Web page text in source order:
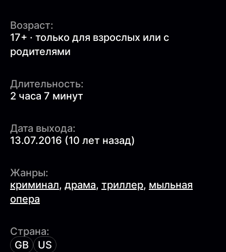
Возраст:
17+ · только для взрослых или с
родителями
Длительность:
2 часа 7 минут
Дата выхода:
13.07.2016 (10 лет назад)
Жанры:
криминал, драма, триллер, мыльная
опера
Страна:
GB
US